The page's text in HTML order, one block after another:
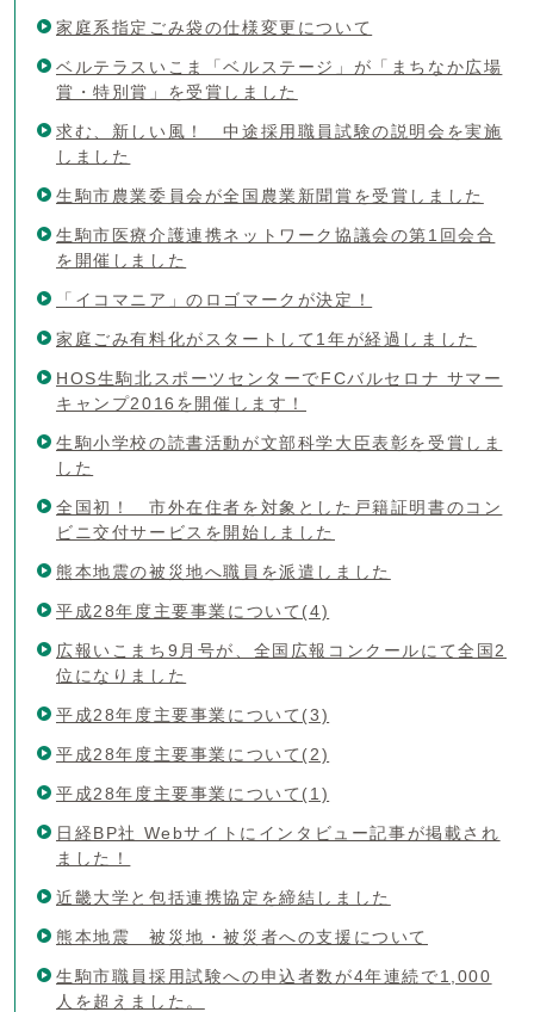
家庭系指定ごみ袋の仕様変更について
ベルテラスいこま「ベルステージ」が「まちなか広場
賞・特別賞」を受賞しました
求む、新しい風！ 中途採用職員試験の説明会を実施
しました
生駒市農業委員会が全国農業新聞賞を受賞しました
生駒市医療介護連携ネットワーク協議会の第1回会合
を開催しました
「イコマニア」のロゴマークが決定！
家庭ごみ有料化がスタートして1年が経過しました
HOS生駒北スポーツセンターでFCバルセロナ サマー
キャンプ2016を開催します！
生駒小学校の読書活動が文部科学大臣表彰を受賞しま
した
全国初！ 市外在住者を対象とした戸籍証明書のコン
ビニ交付サービスを開始しました
熊本地震の被災地へ職員を派遣しました
平成28年度主要事業について(4)
広報いこまち9月号が、全国広報コンクールにて全国2
位になりました
平成28年度主要事業について(3)
平成28年度主要事業について(2)
平成28年度主要事業について(1)
日経BP社 Webサイトにインタビュー記事が掲載され
ました！
近畿大学と包括連携協定を締結しました
熊本地震 被災地・被災者への支援について
生駒市職員採用試験への申込者数が4年連続で1,000
人を超えました。